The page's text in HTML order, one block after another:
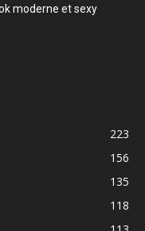
moderne et sexy
223
156
135
118